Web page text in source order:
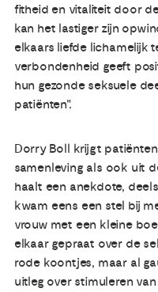
fitheid en vitaliteit door
kan het lastiger zijn
elkaars liefde lichamelijk
verbondenheid geeft
hun gezonde seksuele
patiënten".
Dorry Boll krijgt
samenleving als ook uit
haalt een anekdote,
kwam eens een stel bij
vrouw met een kleine
elkaar gepraat over de
rode koontjes, maar al
uitleg over stimuleren